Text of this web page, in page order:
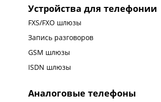
Устройства для телефонии
FXS/FXO шлюзы
Запись разговоров
GSM шлюзы
ISDN шлюзы
Аналоговые телефоны